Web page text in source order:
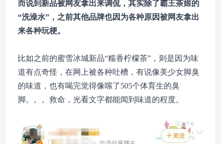
而说到新品被网友拿出来调侃，其实除了霸王茶姬的
“洗澡水”，之前其他品牌也因为各种原因被网友拿出
来各种玩梗。
比如之前的蜜雪冰城新品“糯香柠檬茶”，则是因为味
道有点奇怪，在网上被各种吐槽，有说像美少女脚臭
的味道，也有喝完觉得像嗦了505个体育生的臭
脚。。。救命，光看文字都能闻到味道的程度。